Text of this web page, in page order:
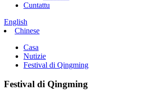
Cuntattu
English
Chinese
Casa
Nutizie
Festival di Qingming
Festival di Qingming